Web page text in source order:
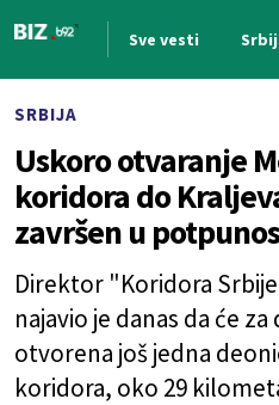
Sve vesti
SRBIJA
Uskoro otvaranje
koridora do
završen u
Direktor "Koridora
najavio je danas da će
otvorena još jedna
koridora, oko 29